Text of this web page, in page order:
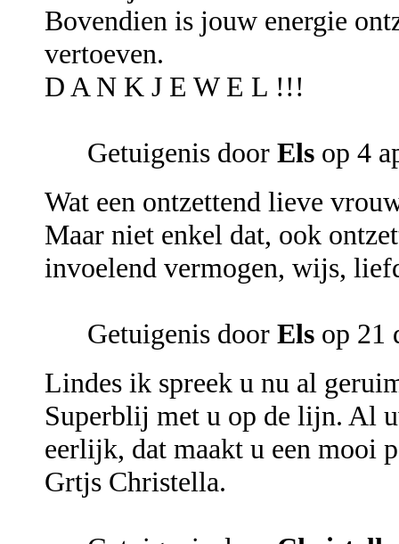
Bovendien is jouw energie
vertoeven.
D A N K J E W E L !!!
Getuigenis door Els op 4
Wat een ontzettend lieve
Maar niet enkel dat, ook
invoelend vermogen, wijs,
Getuigenis door Els op 21
Lindes ik spreek u nu al
Superblij met u op de lijn. Al
eerlijk, dat maakt u een mooi
Grtjs Christella.